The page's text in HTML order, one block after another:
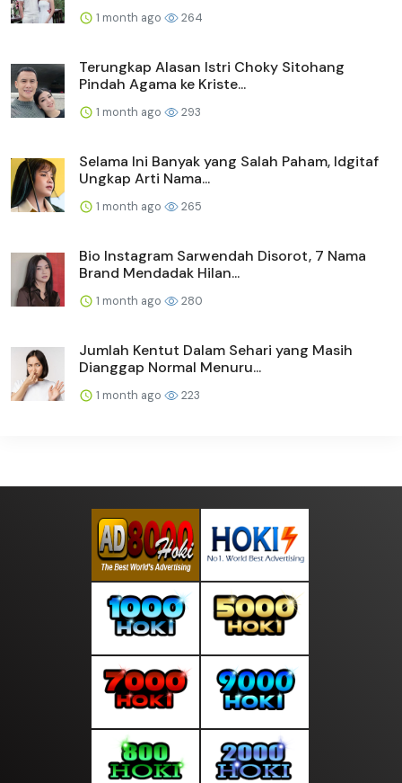
1 month ago 264
Terungkap Alasan Istri Choky Sitohang
Pindah Agama ke Kriste...
1 month ago 293
Selama Ini Banyak yang Salah Paham, Idgitaf
Ungkap Arti Nama...
1 month ago 265
Bio Instagram Sarwendah Disorot, 7 Nama
Brand Mendadak Hilan...
1 month ago 280
Jumlah Kentut Dalam Sehari yang Masih
Dianggap Normal Menuru...
1 month ago 223